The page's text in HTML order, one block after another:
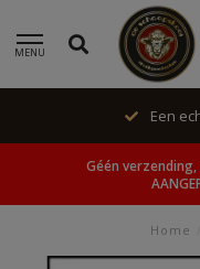
MENU
Een
Géén verzending,
Home